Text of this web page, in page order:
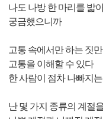
나도 나방 한 마리를 밟
궁금했으니까
고통 속에서만 하는 짓
고통을 이해할 수 있다
한 사람이 점차 나빠지
난 몇 가지 종류의 계절